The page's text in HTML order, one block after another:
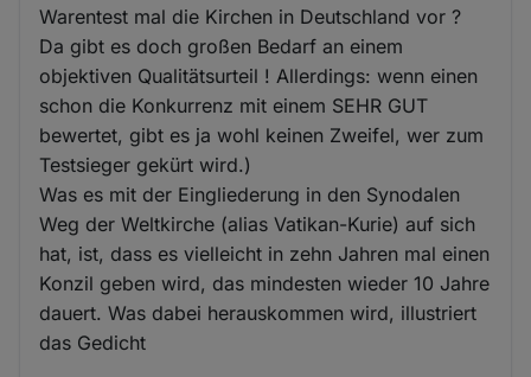
Warentest mal die Kirchen in Deutschland vor ?
Da gibt es doch großen Bedarf an einem
objektiven Qualitätsurteil ! Allerdings: wenn einen
schon die Konkurrenz mit einem SEHR GUT
bewertet, gibt es ja wohl keinen Zweifel, wer zum
Testsieger gekürt wird.)
Was es mit der Eingliederung in den Synodalen
Weg der Weltkirche (alias Vatikan-Kurie) auf sich
hat, ist, dass es vielleicht in zehn Jahren mal einen
Konzil geben wird, das mindesten wieder 10 Jahre
dauert. Was dabei herauskommen wird, illustriert
das Gedicht